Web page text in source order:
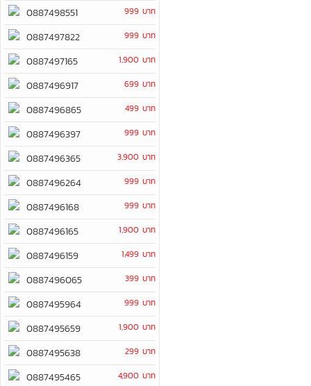
0887498551 999 บาท
0887497822 999 บาท
0887497165 1,900 บาท
0887496917 699 บาท
0887496865 499 บาท
0887496397 999 บาท
0887496365 3,900 บาท
0887496264 999 บาท
0887496168 999 บาท
0887496165 1,900 บาท
0887496159 1,499 บาท
0887496065 399 บาท
0887495964 999 บาท
0887495659 1,900 บาท
0887495638 299 บาท
0887495465 4,900 บาท